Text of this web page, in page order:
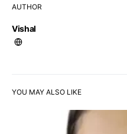
AUTHOR
Vishal
YOU MAY ALSO LIKE